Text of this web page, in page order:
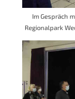
Im Gespräch
Regionalpark